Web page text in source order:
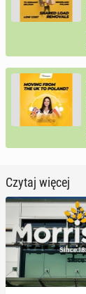
Czytaj więcej